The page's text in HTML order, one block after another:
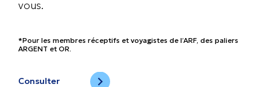
vous.
*Pour les membres réceptifs et voyagistes de l’ARF, des paliers
ARGENT et OR.
Consulter